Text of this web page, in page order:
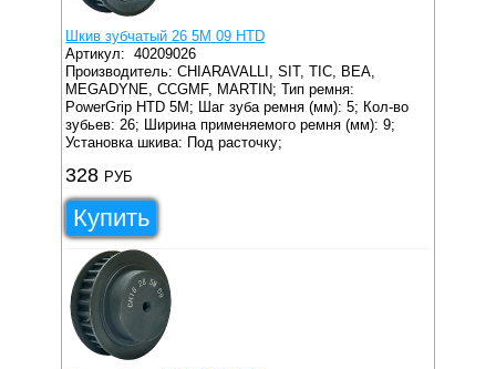
Шкив зубчатый 26 5M 09 HTD
Артикул:40209026
Производитель: CHIARAVALLI, SIT, TIC, BEA,
MEGADYNE, CCGMF, MARTIN; Тип ремня:
PowerGrip HTD 5M; Шаг зуба ремня (мм): 5; Кол-во
зубьев: 26; Ширина применяемого ремня (мм): 9;
Установка шкива: Под расточку;
328 РУБ
Купить